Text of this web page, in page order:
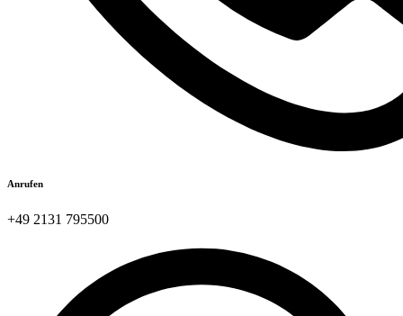
Anrufen
+49 2131 795500​